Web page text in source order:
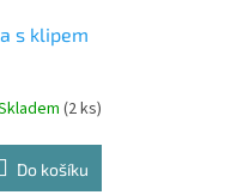
s klipem
(2 ks)
Do košíku